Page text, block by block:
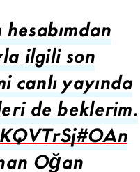
ilgili son
canlı yayında
de beklerim.
#OAn
Oğan